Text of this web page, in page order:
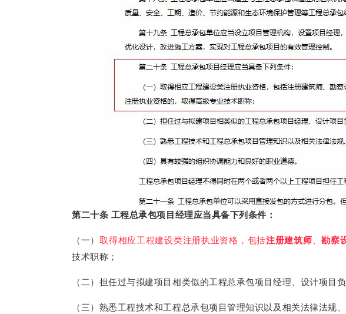
第二十条 工程总承包项目经理应当具备下列条件：
（一）取得相应工程建设类注册执业资格，包括注册建筑师 、勘察
技术职称；
（二）担任过与拟建项目相类似的工程总承包项目经理、设计项目
（三）熟悉工程技术和工程总承包项目管理知识以及相关法律法规、